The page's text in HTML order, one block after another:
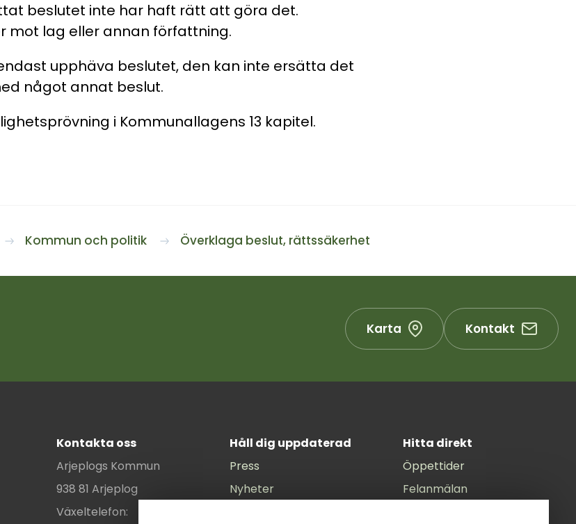
beslutet inte har haft rätt att göra det.
mot lag eller annan författning.
upphäva beslutet, den kan inte ersätta det
något annat beslut.
i Kommunallagens 13 kapitel.
Kommun och politik Överklaga beslut, rättssäkerhet
Karta Kontakt
Kontakta oss
Arjeplogs Kommun
938 81 Arjeplog
Växeltelefon:
Håll dig uppdaterad
Press
Nyheter
Hitta direkt
Öppettider
Felanmälan